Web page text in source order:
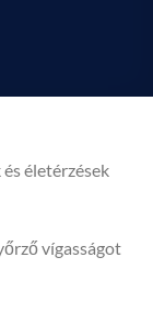
életérzések
vígasságot